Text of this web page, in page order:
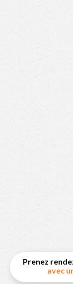
Prenez
avec